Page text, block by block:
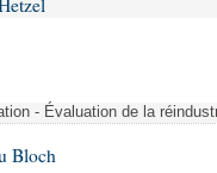
- Évaluation de la
Bloch